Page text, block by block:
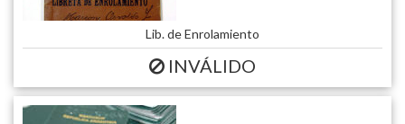
Lib. de Enrolamiento
INVÁLIDO